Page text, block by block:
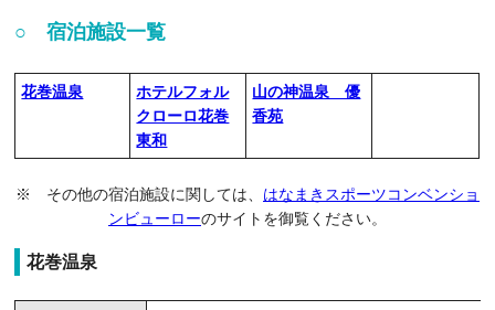
○ 宿泊施設一覧
花巻温泉
ホテルフォル
クローロ花巻
東和
山の神温泉 優
香苑
※ その他の宿泊施設に関しては、 はなまきスポーツコンベンショ
ンビューローのサイトを御覧ください。
花巻温泉